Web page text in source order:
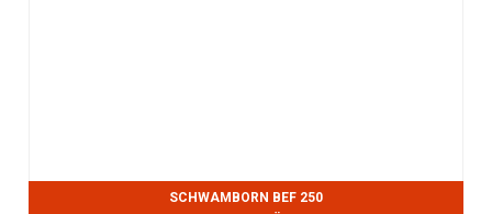
SCHWAMBORN BEF 250